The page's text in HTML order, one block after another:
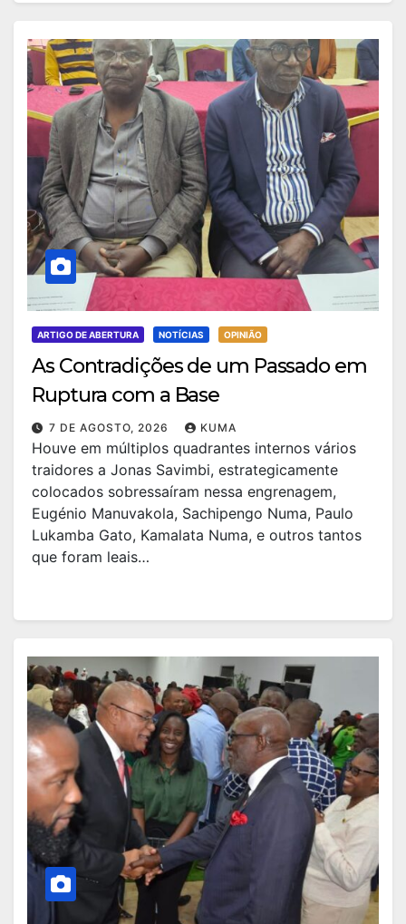
ARTIGO DE ABERTURA NOTÍCIAS OPINIÃO
As Contradições de um Passado em
Ruptura com a Base
7 DE AGOSTO, 2026 KUMA
Houve em múltiplos quadrantes internos vários
traidores a Jonas Savimbi, estrategicamente
colocados sobressaíram nessa engrenagem,
Eugénio Manuvakola, Sachipengo Numa, Paulo
Lukamba Gato, Kamalata Numa, e outros tantos
que foram leais…